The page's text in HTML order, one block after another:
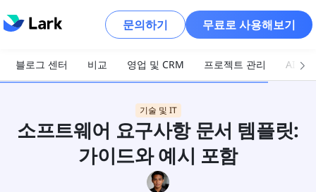
문의하기 무료로 사용해보기
블로그 센터 비교 영업 및 CRM 프로젝트 관리 AI 및
기술 및 IT
소프트웨어 요구사항 문서 템플릿:
가이드와 예시 포함